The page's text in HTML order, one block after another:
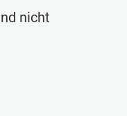
nicht